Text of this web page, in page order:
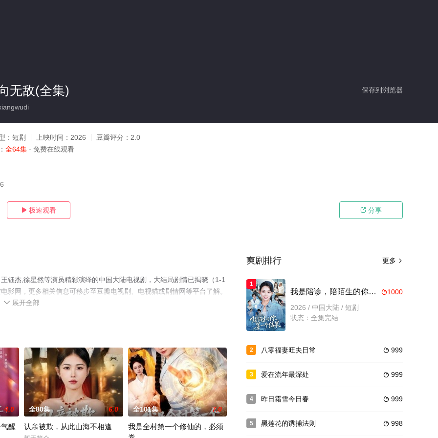
保存到浏览器
无敌(全集)
： 短剧 上映时间： 2026 豆瓣评分： 2.0
全64集 - 免费在线观看
 极速观看  分享
钰杰,徐星然等演员精彩演绎的中国大陆电视剧，大结局剧情已揭晓（1-1
影网，更多相关信息可移步至豆瓣电视剧、电视猫或剧情网等平台了解。
 展开全部
4.0
醒
全80集 6.0
认亲被欺，从此山海不相逢
全101集 7.0
我是全村第一个修仙的，必须
更多 
爽剧排行
1
1000
我是陪诊，陪陌生的你等一个结果
2026 / 中国大陆 / 短剧
状态：全集完结
2  999
八零福妻旺夫日常
3  999
爱在流年最深处
4  999
昨日霜雪今日春
5  998
黑莲花的诱捕法则